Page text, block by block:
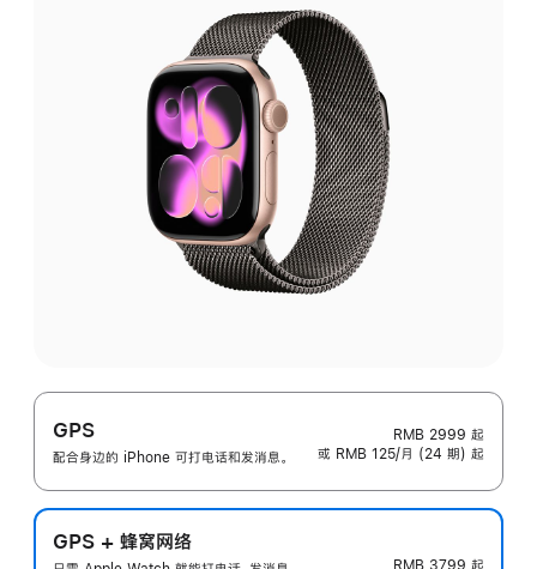
GPS
配合身边的 iPhone 可打电话和发消息。
RMB 2999 起
或 RMB 125/月 (24 期) 起
GPS + 蜂窝网络
RMB 3799 起